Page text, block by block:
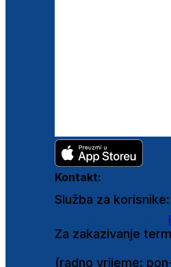
Kontakt:
Služba za korisnike:
Za zakazivanje
(radno vrijeme: